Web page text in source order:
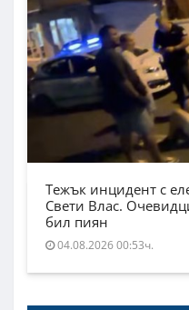
Тежък инцидент с
Свети Влас.
бил пиян
04.08.2026 00:53ч.